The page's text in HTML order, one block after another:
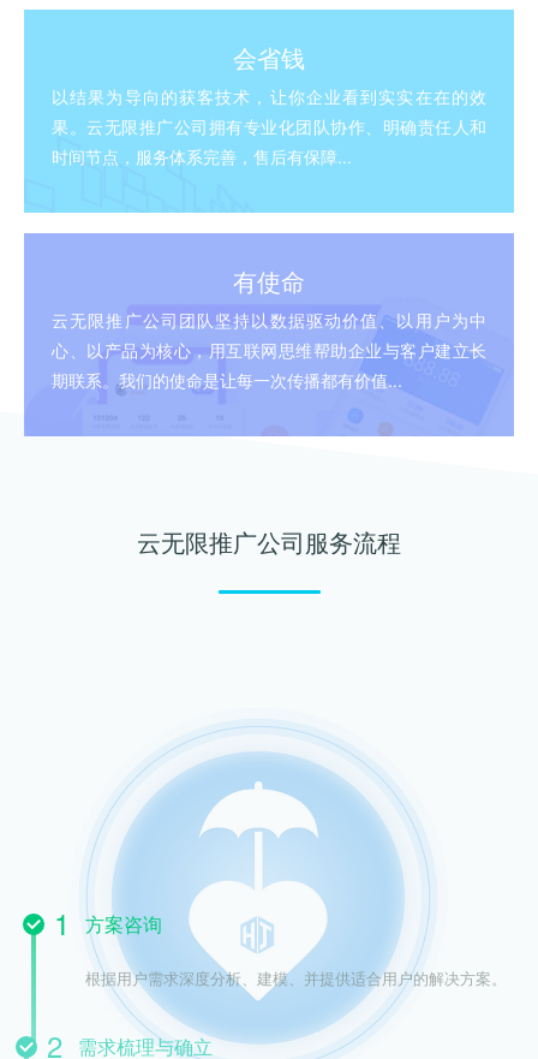
会省钱
以结果为导向的获客技术，让你企业看到实实在在的效
果。云无限推广公司拥有专业化团队协作、明确责任人和
时间节点，服务体系完善，售后有保障...
有使命
云无限推广公司团队坚持以数据驱动价值、以用户为中
心、以产品为核心，用互联网思维帮助企业与客户建立长
期联系。我们的使命是让每一次传播都有价值...
云无限推广公司服务流程
方案咨询
根据用户需求深度分析、建模、并提供适合用户的解决方案。
需求梳理与确立